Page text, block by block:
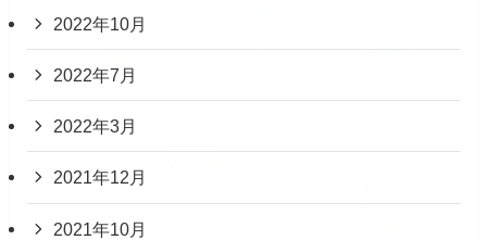
2022年10月
2022年7月
2022年3月
2021年12月
2021年10月